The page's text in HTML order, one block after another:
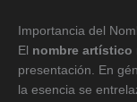
Importancia del
El nombre artístico
presentación. En
la esencia se